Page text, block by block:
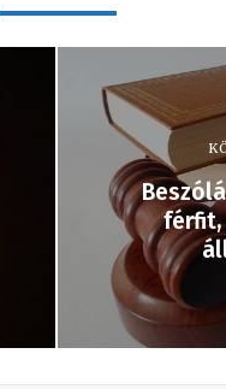
férfit,